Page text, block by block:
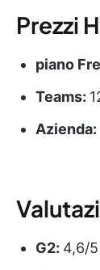
Prezzi
piano
Teams:
Azienda:
G2: 4,6/